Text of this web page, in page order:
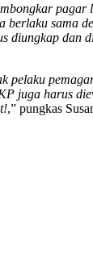
sama
diungkap dan
pelaku
juga harus
,” pungkas